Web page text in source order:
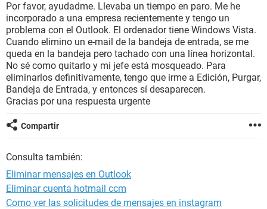
Por favor, ayudadme. Llevaba un tiempo en paro. Me he
incorporado a una empresa recientemente y tengo un
problema con el Outlook. El ordenador tiene Windows Vista.
Cuando elimino un e-mail de la bandeja de entrada, se me
queda en la bandeja pero tachado con una línea horizontal.
No sé como quitarlo y mi jefe está mosqueado. Para
eliminarlos definitivamente, tengo que irme a Edición, Purgar,
Bandeja de Entrada, y entonces sí desaparecen.
Gracias por una respuesta urgente
Compartir
Consulta también:
Eliminar mensajes en Outlook
Eliminar cuenta hotmail ccm
Como ver las solicitudes de mensajes en instagram